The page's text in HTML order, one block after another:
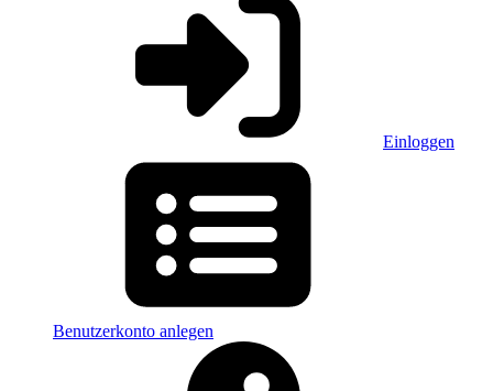
Einloggen
Benutzerkonto anlegen